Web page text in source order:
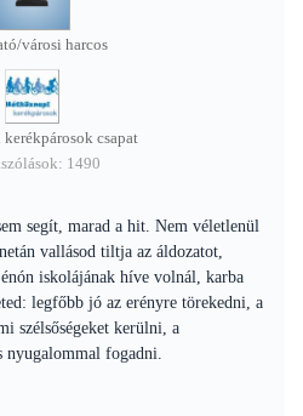
városi harcos
csapat
1490
segít, marad a hit. Nem véletlenül
vallásod tiltja az áldozatot,
iskolájának híve volnál, karba
legfőbb jó az erényre törekedni, a
szélsőségeket kerülni, a
nyugalommal fogadni.